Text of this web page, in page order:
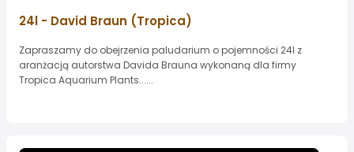
24l - David Braun (Tropica)
Zapraszamy do obejrzenia paludarium o pojemności 24l z
aranżacją autorstwa Davida Brauna wykonaną dla firmy
Tropica Aquarium Plants......